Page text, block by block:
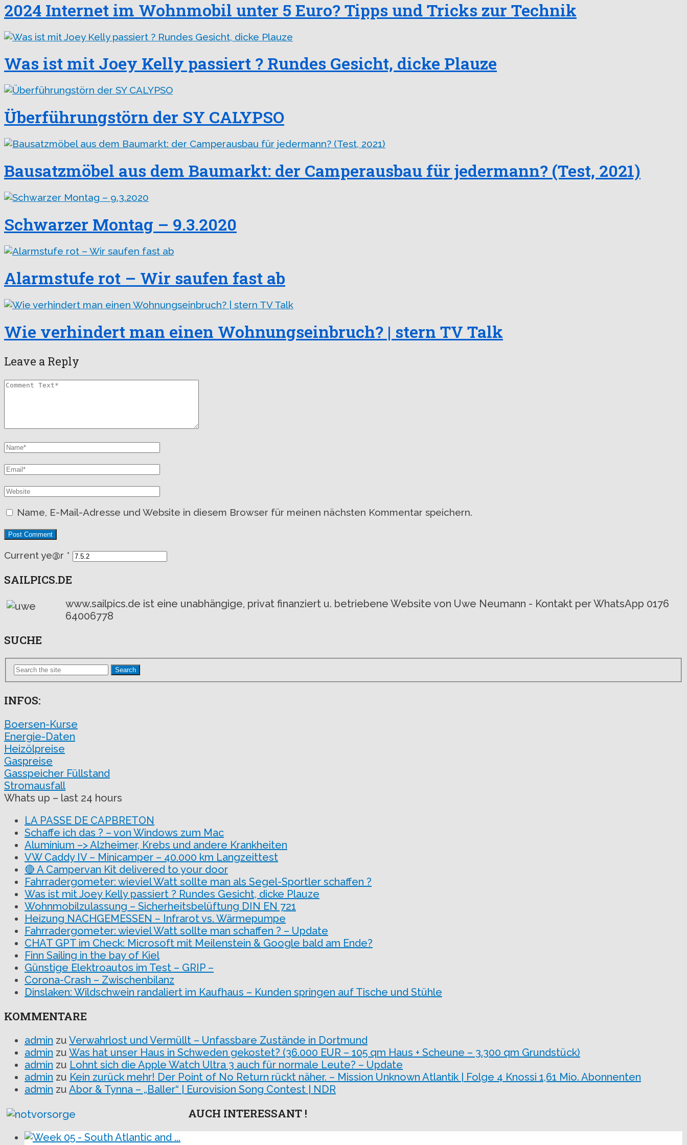
2024 Internet im Wohnmobil unter 5 Euro? Tipps und Tricks zur Technik
Was ist mit Joey Kelly passiert ? Rundes Gesicht, dicke Plauze
Überführungstörn der SY CALYPSO
Bausatzmöbel aus dem Baumarkt: der Camperausbau für jedermann? (Test, 2021)
Schwarzer Montag – 9.3.2020
Alarmstufe rot – Wir saufen fast ab
Wie verhindert man einen Wohnungseinbruch? | stern TV Talk
Leave a Reply
Name, E-Mail-Adresse und Website in diesem Browser für meinen nächsten Kommentar speichern.
Current ye@r *
SAILPICS.DE
www.sailpics.de ist eine unabhängige, privat finanziert u. betriebene Website von Uwe Neumann - Kontakt per WhatsApp 0176
64006778
SUCHE
Search
INFOS:
Boersen-Kurse
Energie-Daten
Heizölpreise
Gaspreise
Gasspeicher Füllstand
Stromausfall
Whats up – last 24 hours
LA PASSE DE CAPBRETON
Schaffe ich das ? – von Windows zum Mac
Aluminium –> Alzheimer, Krebs und andere Krankheiten
VW Caddy IV – Minicamper – 40.000 km Langzeittest
🔴 A Campervan Kit delivered to your door
Fahrradergometer: wieviel Watt sollte man als Segel-Sportler schaffen ?
Was ist mit Joey Kelly passiert ? Rundes Gesicht, dicke Plauze
Wohnmobilzulassung – Sicherheitsbelüftung DIN EN 721
Heizung NACHGEMESSEN – Infrarot vs. Wärmepumpe
Fahrradergometer: wieviel Watt sollte man schaffen ? – Update
CHAT GPT im Check: Microsoft mit Meilenstein & Google bald am Ende?
Finn Sailing in the bay of Kiel
Günstige Elektroautos im Test – GRIP –
Corona-Crash – Zwischenbilanz
Dinslaken: Wildschwein randaliert im Kaufhaus – Kunden springen auf Tische und Stühle
KOMMENTARE
admin zu Verwahrlost und Vermüllt – Unfassbare Zustände in Dortmund
admin zu Was hat unser Haus in Schweden gekostet? (36.000 EUR – 105 qm Haus + Scheune – 3.300 qm Grundstück)
admin zu Lohnt sich die Apple Watch Ultra 3 auch für normale Leute? – Update
admin zu Kein zurück mehr! Der Point of No Return rückt näher. – Mission Unknown Atlantik | Folge 4 Knossi 1,61 Mio. Abonnenten
admin zu Abor & Tynna – „Baller“ | Eurovision Song Contest | NDR
AUCH INTERESSANT !